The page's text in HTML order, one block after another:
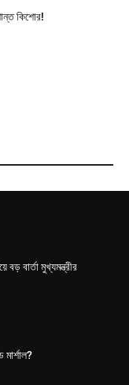
কিশোর!
বড় বার্তা মুখ্যমন্ত্রীর
মার্শাল?